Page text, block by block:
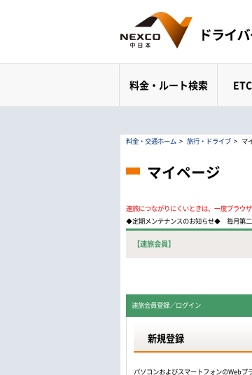
料金・ルート検索
料金・交通ホーム > 旅行・ドライブ > マ
マイページ
速旅につながりにくいときは、一度ブラウ
◆定期メンテナンスのお知らせ◆ 毎月第
【速旅会員】
速旅会員登録／ログイン
新規登録
パソコンおよびスマートフォンのWebプ